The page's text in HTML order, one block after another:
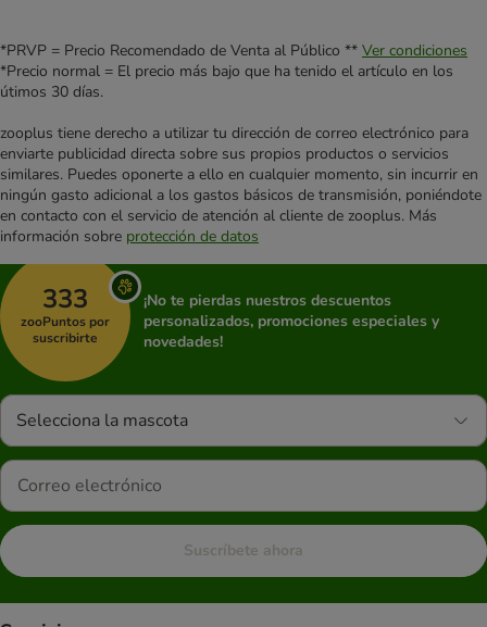
*PRVP = Precio Recomendado de Venta al Público ** Ver condiciones
*Precio normal = El precio más bajo que ha tenido el artículo en los
útimos 30 días.
zooplus tiene derecho a utilizar tu dirección de correo electrónico para
enviarte publicidad directa sobre sus propios productos o servicios
similares. Puedes oponerte a ello en cualquier momento, sin incurrir en
ningún gasto adicional a los gastos básicos de transmisión, poniéndote
en contacto con el servicio de atención al cliente de zooplus. Más
información sobre protección de datos
333
zooPuntos por
suscribirte
¡No te pierdas nuestros descuentos
personalizados, promociones especiales y
novedades!
Selecciona la mascota
Suscríbete ahora